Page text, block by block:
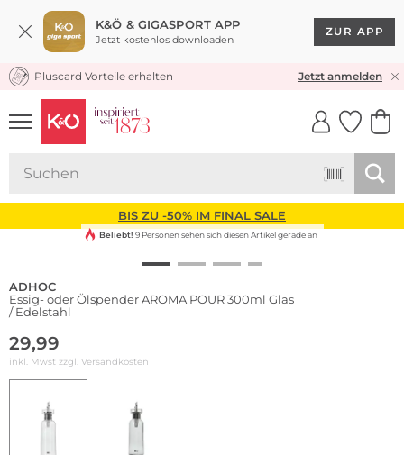
K&Ö & GIGASPORT APP
Jetzt kostenlos downloaden
ZUR APP
KOSTENLOSER VERSAND* & RÜCKVERSAND
Pluscard Vorteile erhalten Jetzt anmelden
UNSERE APP
CLICK &
BIS ZU -50% IM FINAL SALE
Beliebt! 9 Personen sehen sich diesen Artikel gerade an
ADHOC
Essig- oder Ölspender AROMA POUR 300ml Glas
/ Edelstahl
29,99
inkl. Mwst zzgl. Versandkosten